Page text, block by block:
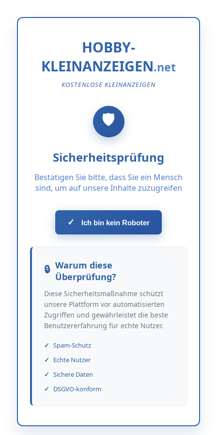
HOBBY-
KLEINANZEIGEN
KOSTENLOSE KLEINANZEIGEN
Sicherheitsprüfung
Bestätigen Sie bitte, dass Sie ein Mensch
sind, um auf unsere Inhalte zuzugreifen
✓ Ich bin kein Roboter
Warum diese
Überprüfung?
Diese Sicherheitsmaßnahme schützt
unsere Plattform vor automatisierten
Zugriffen und gewährleistet die beste
Benutzererfahrung für echte Nutzer.
Spam-Schutz
Echte Nutzer
Sichere Daten
DSGVO-konform